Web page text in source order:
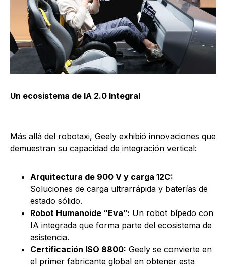
Un ecosistema de IA 2.0 Integral
Más allá del robotaxi, Geely exhibió innovaciones que
demuestran su capacidad de integración vertical:
Arquitectura de 900 V y carga 12C:
Soluciones de carga ultrarrápida y baterías de
estado sólido.
Robot Humanoide “Eva”: Un robot bípedo con
IA integrada que forma parte del ecosistema de
asistencia.
Certificación ISO 8800: Geely se convierte en
el primer fabricante global en obtener esta